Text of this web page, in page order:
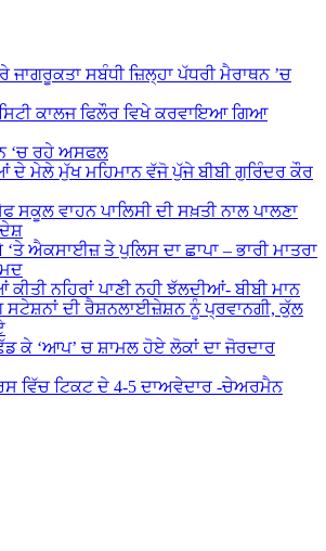
ਸਬੰਧੀ ਜ਼ਿਲ੍ਹਾ ਪੱਧਰੀ ਮੈਰਾਥਨ ’ਚ
ਕਾਲਜ ਫਿਲੌਰ ਵਿਖੇ ਕਰਵਾਇਆ ਗਿਆ
‘ਚ ਰਹੇ ਅਸਫਲ
ਦੇ ਮੇਲੇ ਮੁੱਖ ਮਹਿਮਾਨ ਵੱਜੋ ਪੁੱਜੇ ਬੀਬੀ ਗੁਰਿੰਦਰ ਕੌਰ
ਸਕੂਲ ਵਾਹਨ ਪਾਲਿਸੀ ਦੀ ਸਖ਼ਤੀ ਨਾਲ ਪਾਲਣਾ
ਐਕਸਾਈਜ਼ ਤੇ ਪੁਲਿਸ ਦਾ ਛਾਪਾ – ਭਾਰੀ ਮਾਤਰਾ
ਨਹਿਰਾਂ ਪਾਣੀ ਨਹੀ ਝੱਲਦੀਆਂ- ਬੀਬੀ ਮਾਨ
ਸਟੇਸ਼ਨਾਂ ਦੀ ਰੈਸ਼ਨਲਾਈਜ਼ੇਸ਼ਨ ਨੂੰ ਪ੍ਰਵਾਨਗੀ, ਕੁੱਲ
ਕੇ ‘ਆਪ’ ਚ ਸ਼ਾਮਲ ਹੋਏ ਲੋਕਾਂ ਦਾ ਜੋਰਦਾਰ
ਵਿੱਚ ਟਿਕਟ ਦੇ 4-5 ਦਾਅਵੇਦਾਰ -ਚੇਅਰਮੈਨ